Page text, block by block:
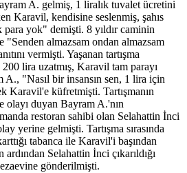
A. gelmiş, 1 liralık tuvalet ücretini
Karavil, kendisine seslenmiş, şahıs
yok" demişti. 8 yıldır caminin
almazsam ondan almazsam
vermişti. Yaşanan tartışma
lira uzatmış, Karavil tam parayı
A., "Nasıl bir insansın sen, 1 lira için
Karavil'e küfretmişti. Tartışmanın
olayı duyan Bayram A.'nın
restoran sahibi olan Selahattin İnci
yerine gelmişti. Tartışma sırasında
tabanca ile Karavil'i başından
Selahattin İnci çıkarıldığı
gönderilmişti.